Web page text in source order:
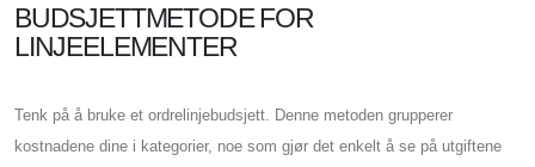
BUDSJETTMETODE FOR
LINJEELEMENTER
Tenk på å bruke et ordrelinjebudsjett. Denne metoden grupperer
kostnadene dine i kategorier, noe som gjør det enkelt å se på utgiftene